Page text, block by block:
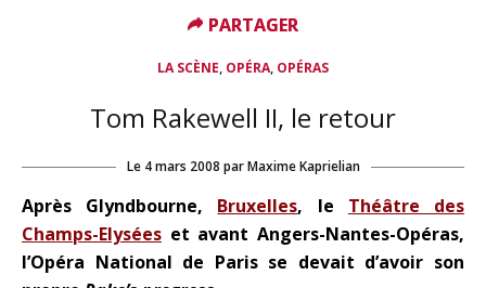
LA SCÈNE, OPÉRA, OPÉRAS
Tom Rakewell II, le retour
Le 4 mars 2008 par Maxime Kaprielian
Après Glyndbourne, Bruxelles, le Théâtre des
Champs-Elysées et avant Angers-Nantes-Opéras,
l’Opéra National de Paris se devait d’avoir son
PARTAGER
PARTAGER